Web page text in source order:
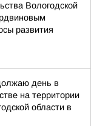
Вологодской
развития
день в
на территории
области в